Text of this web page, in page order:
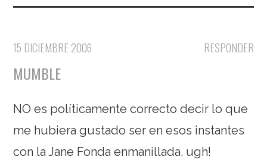
RESPONDER
15 DICIEMBRE 2006
MUMBLE
NO es políticamente correcto decir lo que
me hubiera gustado ser en esos instantes
con la Jane Fonda enmanillada. ugh!